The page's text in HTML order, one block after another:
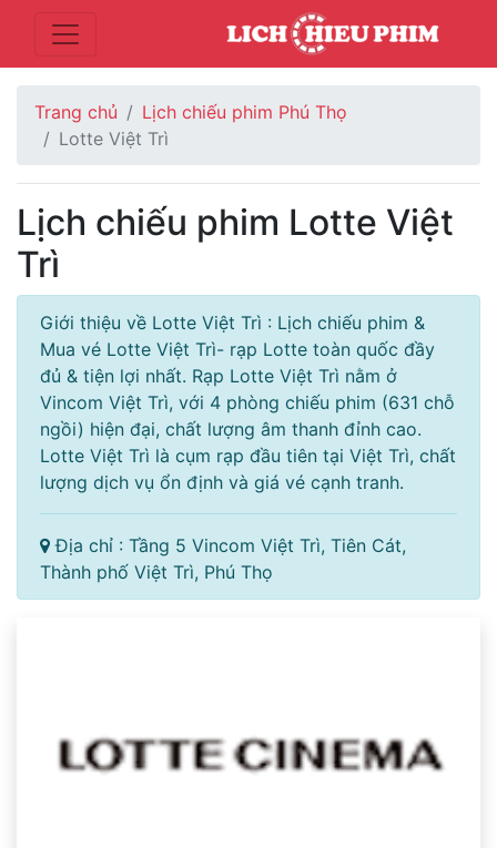
Trang chủ
Lịch chiếu phim Phú Thọ
Lotte Việt Trì
Lịch chiếu phim Lotte Việt
Trì
Giới thiệu về Lotte Việt Trì : Lịch chiếu phim &
Mua vé Lotte Việt Trì- rạp Lotte toàn quốc đầy
đủ & tiện lợi nhất. Rạp Lotte Việt Trì nằm ở
Vincom Việt Trì, với 4 phòng chiếu phim (631 chỗ
ngồi) hiện đại, chất lượng âm thanh đỉnh cao.
Lotte Việt Trì là cụm rạp đầu tiên tại Việt Trì, chất
lượng dịch vụ ổn định và giá vé cạnh tranh.
Địa chỉ : Tầng 5 Vincom Việt Trì, Tiên Cát,
Thành phố Việt Trì, Phú Thọ